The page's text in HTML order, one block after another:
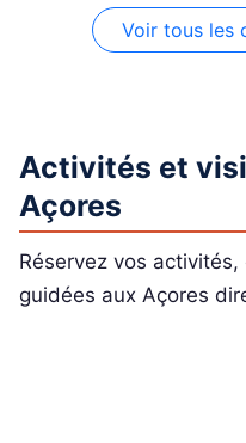
Voir tous les
Activités et
Açores
Réservez vos
guidées aux Açores